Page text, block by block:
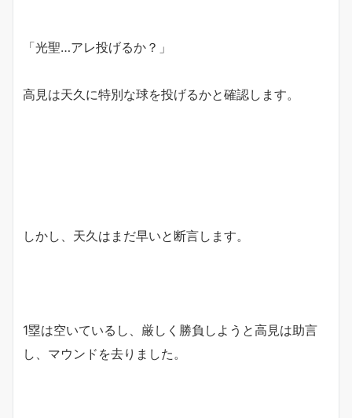
「光聖…アレ投げるか？」
高見は天久に特別な球を投げるかと確認します。
しかし、天久はまだ早いと断言します。
1塁は空いているし、厳しく勝負しようと高見は助言
し、マウンドを去りました。